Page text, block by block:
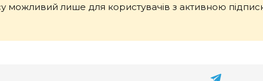
можливий лише для користувачів з активною